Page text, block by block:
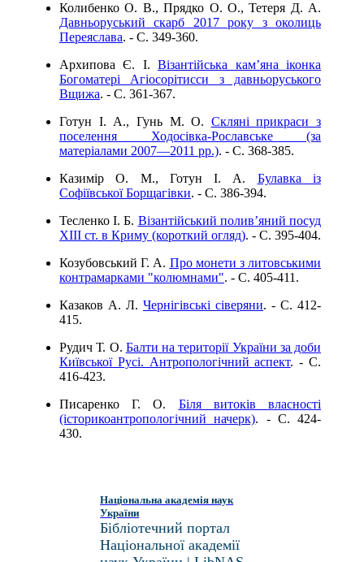
Колибенко О. В., Прядко О. О., Тетеря Д. А.
Давньоруський скарб 2017 року з околиць
Переяслава. - C. 349-360.
Архипова Є. І.Візантійська кам’яна іконка
Богоматері Агіосорітисси з давньоруського
Вщижа. - C. 361-367.
Готун І. А., Гунь М. О. Скляні прикраси з
поселення Ходосівка-Рославське (за
матеріалами 2007—2011 рр.). - C. 368-385.
Казимір О. М., Готун І. А. Булавка із
Софіївської Борщагівки. - C. 386-394.
Тесленко І. Б. Візантійський полив’яний посуд
XIII ст. в Криму (короткий огляд). - C. 395-404.
Козубовський Г. А. Про монети з литовськими
контрамарками "колюмнами". - C. 405-411.
Казаков А. Л. Чернігівські сіверяни. - C. 412-
415.
Рудич Т. О. Балти на території України за доби
Київської Русі. Антропологічний аспект. - C.
416-423.
Писаренко Г. О. Біля витоків власності
(iсторикоантропологічний начерк). - C. 424-
430.
Національна академія наук
України
Бібліотечний портал
Національної академії